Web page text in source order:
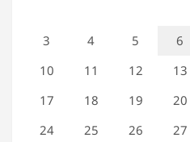
3
4 5 6
10
11 12 13
17
18 19 20
24
25 26 27